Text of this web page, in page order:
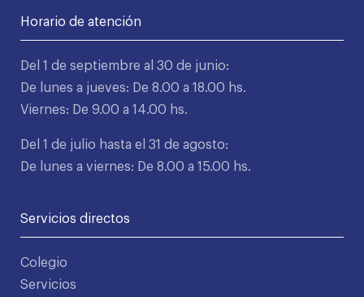
Horario de atención
Del 1 de septiembre al 30 de junio:
De lunes a jueves: De 8.00 a 18.00 hs.
Viernes: De 9.00 a 14.00 hs.
Del 1 de julio hasta el 31 de agosto:
De lunes a viernes: De 8.00 a 15.00 hs.
Servicios directos
Colegio
Servicios